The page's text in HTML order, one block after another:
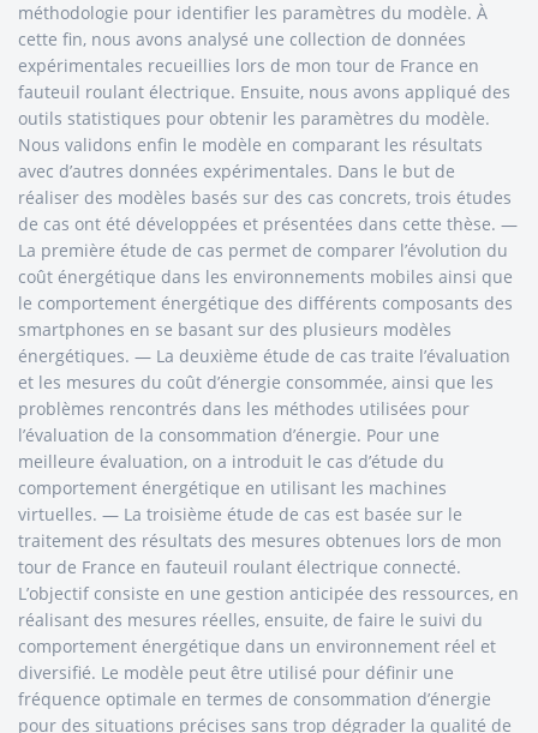
méthodologie pour identifier les paramètres du modèle. À
cette fin, nous avons analysé une collection de données
expérimentales recueillies lors de mon tour de France en
fauteuil roulant électrique. Ensuite, nous avons appliqué des
outils statistiques pour obtenir les paramètres du modèle.
Nous validons enfin le modèle en comparant les résultats
avec d’autres données expérimentales. Dans le but de
réaliser des modèles basés sur des cas concrets, trois études
de cas ont été développées et présentées dans cette thèse. —
La première étude de cas permet de comparer l’évolution du
coût énergétique dans les environnements mobiles ainsi que
le comportement énergétique des différents composants des
smartphones en se basant sur des plusieurs modèles
énergétiques. — La deuxième étude de cas traite l’évaluation
et les mesures du coût d’énergie consommée, ainsi que les
problèmes rencontrés dans les méthodes utilisées pour
l’évaluation de la consommation d’énergie. Pour une
meilleure évaluation, on a introduit le cas d’étude du
comportement énergétique en utilisant les machines
virtuelles. — La troisième étude de cas est basée sur le
traitement des résultats des mesures obtenues lors de mon
tour de France en fauteuil roulant électrique connecté.
L’objectif consiste en une gestion anticipée des ressources, en
réalisant des mesures réelles, ensuite, de faire le suivi du
comportement énergétique dans un environnement réel et
diversifié. Le modèle peut être utilisé pour définir une
fréquence optimale en termes de consommation d’énergie
pour des situations précises sans trop dégrader la qualité de